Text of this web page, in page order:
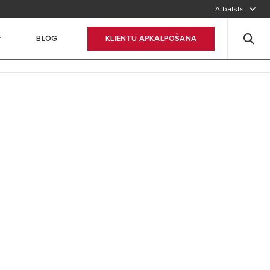
Atbalsts
BLOG KLIENTU APKALPOŠANA